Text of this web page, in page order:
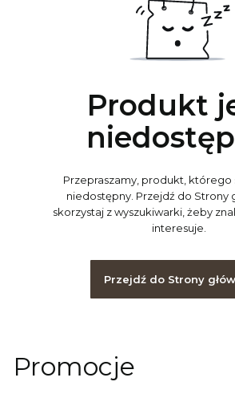
Produkt
Przepraszamy, produkt, którego
niedostępny. Przejdź do Strony
skorzystaj z wyszukiwarki, żeby
interesuje.
Przejdź do Strony
Promocje